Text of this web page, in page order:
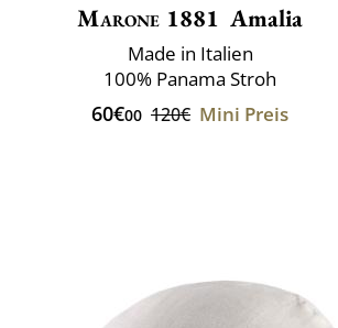
Marone 1881 Amalia
Made in Italien
100% Panama Stroh
60€00 120€ Mini Preis